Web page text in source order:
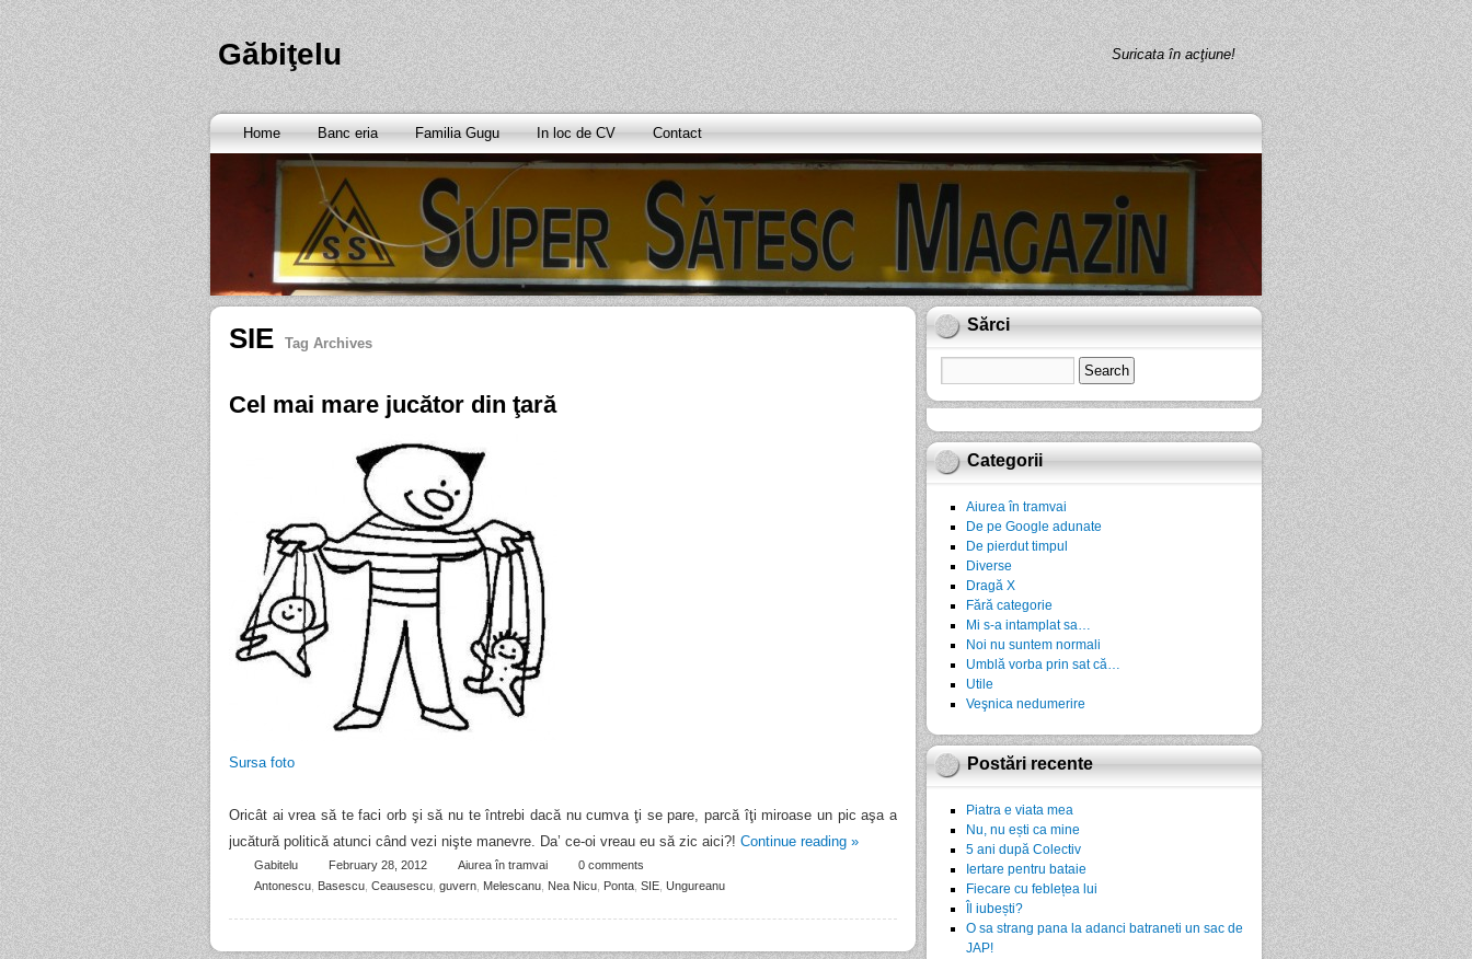
Găbiţelu Suricata în acţiune!
Home Banc eria Familia Gugu In loc de CV Contact
SIE Tag Archives
Cel mai mare jucător din ţară
Sursa foto
Oricât ai vrea să te faci orb şi să nu te întrebi dacă nu cumva ţi se pare, parcă îţi miroase un pic aşa a
jucătură politică atunci când vezi nişte manevre. Da’ ce-oi vreau eu să zic aici?! Continue reading »
Gabitelu February 28, 2012 Aiurea în tramvai
0 comments
Antonescu Basescu Ceausescu guvern Melescanu Nea Nicu Ponta SIE Ungureanu
Sărci
Categorii
Aiurea în tramvai
De pe Google adunate
De pierdut timpul
Diverse
Dragă X
Fără categorie
Mi s-a intamplat sa…
Noi nu suntem normali
Umblă vorba prin sat că…
Utile
Veşnica nedumerire
Postări recente
Piatra e viata mea
Nu, nu ești ca mine
5 ani după Colectiv
Iertare pentru bataie
Fiecare cu feblețea lui
Îl iubești?
O sa strang pana la adanci batraneti un sac de
JAP!